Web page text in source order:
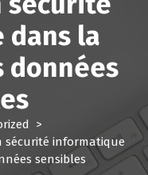
la
données
>
sécurité informatique
sensibles